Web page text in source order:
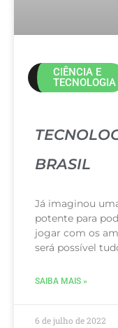
CIÊNCIA E
TECNOLOGIA
BRASIL
Já imaginou
potente para
jogar com os
será possível
SAIBA MAIS »
6 de julho de 2022